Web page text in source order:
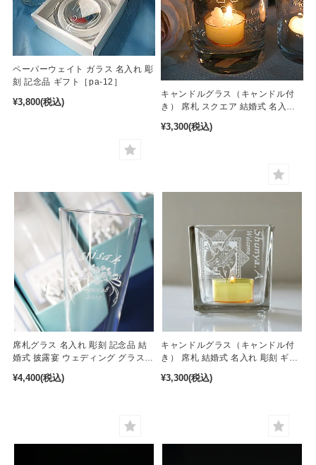
ペーパーウェイト ガラス 名入れ 彫
刻 記念品 ギフト［pa-12］
¥3,800(税込)
キャンドルグラス（キャンドル付
き） 席札 スクエア 結婚式 名入れ
彫刻 ギフト 記念品［cl-6］
¥3,300(税込)
席札グラス 名入れ 彫刻 記念品 結
婚式 披露宴 ウェディング グラスリ
ボン付き ［sg-6-10］
¥4,400(税込)
キャンドルグラス（キャンドル付
き） 席札 結婚式 名入れ 彫刻 ギフ
ト 記念品［cl-2］
¥3,300(税込)